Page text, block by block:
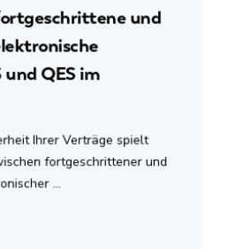
und
QES im
Ihrer Verträge spielt
fortgeschrittener und
...